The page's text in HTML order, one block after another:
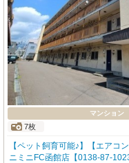
マンション
7枚
【ペット飼育可能♪】【エアコ
ニミニFC函館店【0138-87-